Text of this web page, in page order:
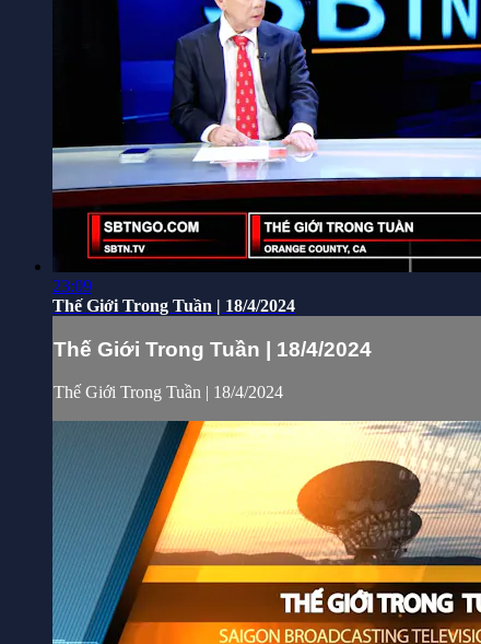
23:09
Thế Giới Trong Tuần | 18/4/2024
Thế Giới Trong Tuần | 18/4/2024
Thế Giới Trong Tuần | 18/4/2024